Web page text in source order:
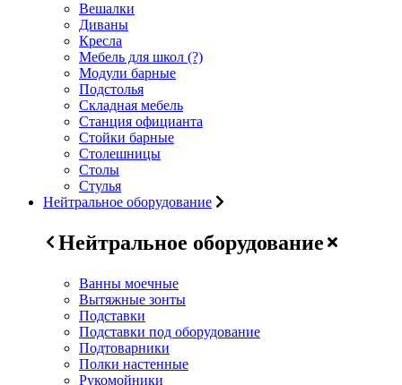
Вешалки
Диваны
Кресла
Мебель для школ (?)
Модули барные
Подстолья
Складная мебель
Станция официанта
Стойки барные
Столешницы
Столы
Стулья
Нейтральное оборудование
Нейтральное оборудование
Ванны моечные
Вытяжные зонты
Подставки
Подставки под оборудование
Подтоварники
Полки настенные
Рукомойники